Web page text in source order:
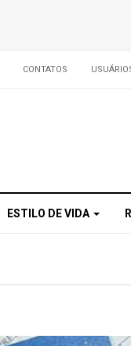
CONTATOS
ESTILO DE VIDA